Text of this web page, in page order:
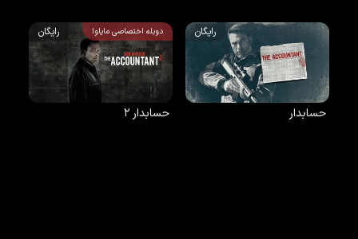
رایگان
حسابدار
دوبله اختصاصی مایاوا رایگان
حسابدار ۲